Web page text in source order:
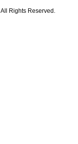
All Rights Reserved.